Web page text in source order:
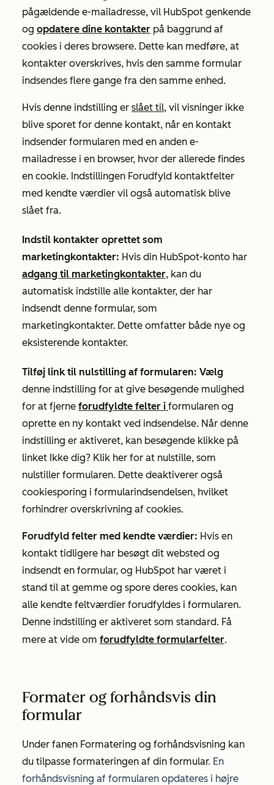
pågældende e-mailadresse, vil HubSpot genkende
og opdatere dine kontakter på baggrund af
cookies i deres browsere. Dette kan medføre, at
kontakter overskrives, hvis den samme formular
indsendes flere gange fra den samme enhed.
Hvis denne indstilling er slået til, vil visninger ikke
blive sporet for denne kontakt, når en kontakt
indsender formularen med en anden e-
mailadresse i en browser, hvor der allerede findes
en cookie. Indstillingen Forudfyld kontaktfelter
med kendte værdier vil også automatisk blive
slået fra.
Indstil kontakter oprettet som
marketingkontakter: Hvis din HubSpot-konto har
adgang til marketingkontakter, kan du
automatisk indstille alle kontakter, der har
indsendt denne formular, som
marketingkontakter. Dette omfatter både nye og
eksisterende kontakter.
Tilføj link til nulstilling af formularen: Vælg
denne indstilling for at give besøgende mulighed
for at fjerne forudfyldte felter i formularen og
oprette en ny kontakt ved indsendelse. Når denne
indstilling er aktiveret, kan besøgende klikke på
linket Ikke dig? Klik her for at nulstille, som
nulstiller formularen. Dette deaktiverer også
cookiesporing i formularindsendelsen, hvilket
forhindrer overskrivning af cookies.
Forudfyld felter med kendte værdier: Hvis en
kontakt tidligere har besøgt dit websted og
indsendt en formular, og HubSpot har været i
stand til at gemme og spore deres cookies, kan
alle kendte feltværdier forudfyldes i formularen.
Denne indstilling er aktiveret som standard. Få
mere at vide om forudfyldte formularfelter.
Formater og forhåndsvis din
formular
Under fanen Formatering og forhåndsvisning kan
du tilpasse formateringen af din formular. En
forhåndsvisning af formularen opdateres i højre